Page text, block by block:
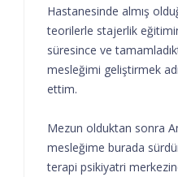
Hastanesinde almış
teorilerle stajerlik
süresince ve
mesleğimi geliştirmek
ettim.
Mezun olduktan sonra
mesleğime burada
terapi psikiyatri